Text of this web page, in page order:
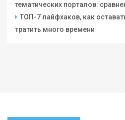
тематических порталов:
ТОП-7 лайфхаков, как
тратить много времени